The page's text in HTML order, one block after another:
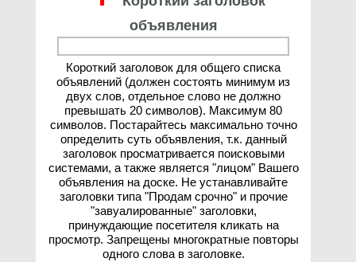
объявления
Короткий заголовок для общего списка
объявлений (должен состоять минимум из
двух слов, отдельное слово не должно
превышать 20 символов). Максимум 80
символов. Постарайтесь максимально точно
определить суть объявления, т.к. данный
заголовок просматривается поисковыми
системами, а также является "лицом" Вашего
объявления на доске. Не устанавливайте
заголовки типа "Продам срочно" и прочие
"завуалированные" заголовки,
принуждающие посетителя кликать на
просмотр. Запрещены многократные повторы
одного слова в заголовке.